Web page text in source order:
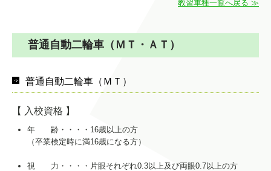
教習車種一覧へ戻る ≫
普通自動二輪車（ＭＴ・ＡＴ）
普通自動二輪車（ＭＴ）
【 入校資格 】
年 齢・・・・16歳以上の方
（卒業検定時に満16歳になる方）
視 力・・・・片眼それぞれ0.3以上及び両眼0.7以上の方